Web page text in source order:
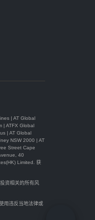
| AT Global
| ATFX Global
| AT Global
NSW 2000 | AT
Street Cape
40
Limited. 获
资相关的所有风
用违反当地法律或